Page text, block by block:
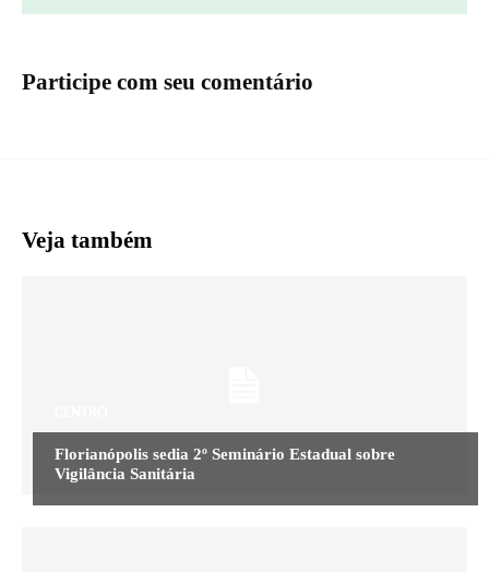
Participe com seu comentário
Veja também
Florianópolis sedia 2º Seminário Estadual sobre
Vigilância Sanitária